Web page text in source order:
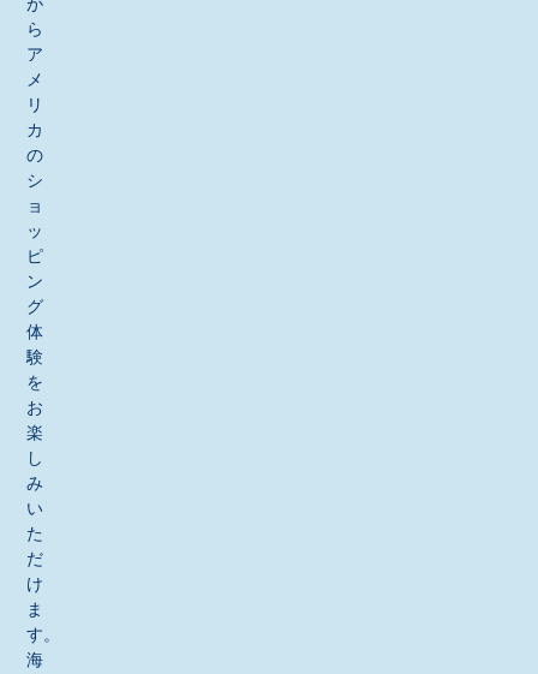
ら
ア
メ
リ
カ
の
シ
ョ
ッ
ピ
ン
グ
体
験
を
お
楽
し
み
い
た
だ
け
ま
す。
海